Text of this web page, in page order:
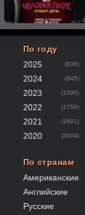
По году
2025
(836)
2024 (945)
2023 (1096)
2022 (1756)
2021 (1891)
2020 (3004)
По странам
Американские
Английские
Русские